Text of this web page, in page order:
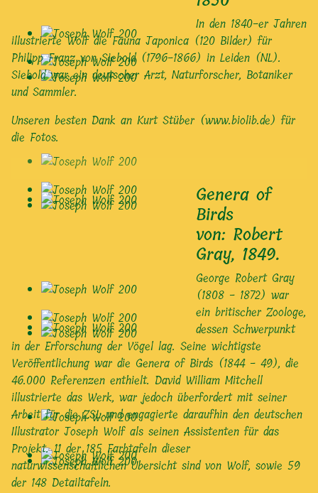
In den 1840-er Jahren
illustrierte Wolf die Fauna Japonica (120 Bilder) für
Philipp Franz von Siebold (1796-1866) in Leiden (NL).
Siebold war ein deutscher Arzt, Naturforscher, Botaniker
und Sammler.
Unseren besten Dank an Kurt Stüber (www.biolib.de) für
die Fotos.
Genera of
Birds
von: Robert
Gray, 1849.
George Robert Gray
(1808 - 1872) war
ein britischer Zoologe,
dessen Schwerpunkt
in der Erforschung der Vögel lag. Seine wichtigste
Veröffentlichung war die Genera of Birds (1844 - 49), die
46.000 Referenzen enthielt. David William Mitchell
illustrierte das Werk, war jedoch überfordert mit seiner
Arbeit für die ZSL und engagierte daraufhin den deutschen
Illustrator Joseph Wolf als seinen Assistenten für das
Projekt. 11 der 185 Farbtafeln dieser
naturwissenschaftlichen Übersicht sind von Wolf, sowie 59
der 148 Detailtafeln.